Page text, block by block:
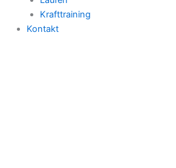
Krafttraining
Kontakt